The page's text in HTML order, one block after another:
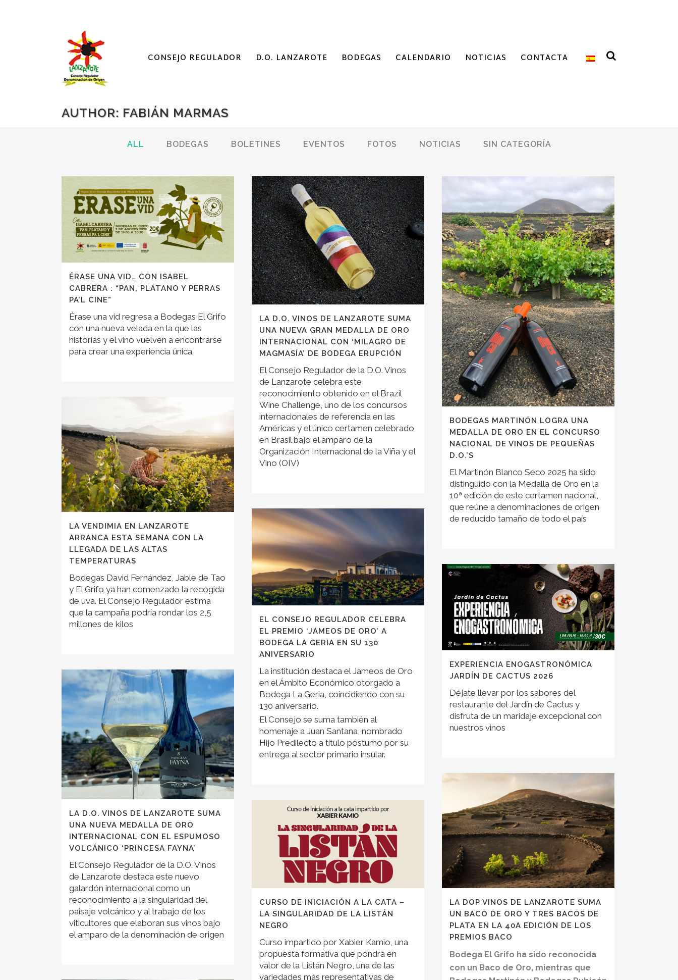
CONSEJO REGULADOR D.O. LANZAROTE BODEGAS CALENDARIO NOTICIAS CONTACTA
AUTHOR: FABIÁN MARMAS
ALL BODEGAS BOLETINES EVENTOS FOTOS NOTICIAS SIN CATEGORÍA
ÉRASE UNA VID… CON ISABEL
CABRERA : “PAN, PLÁTANO Y PERRAS
PA’L CINE”
Érase una vid regresa a Bodegas El Grifo
con una nueva velada en la que las
historias y el vino vuelven a encontrarse
para crear una experiencia única.
LA D.O. VINOS DE LANZAROTE SUMA
UNA NUEVA GRAN MEDALLA DE ORO
INTERNACIONAL CON ‘MILAGRO DE
MAGMASÍA’ DE BODEGA ERUPCIÓN
El Consejo Regulador de la D.O. Vinos
de Lanzarote celebra este
reconocimiento obtenido en el Brazil
Wine Challenge, uno de los concursos
internacionales de referencia en las
Américas y el único certamen celebrado
en Brasil bajo el amparo de la
Organización Internacional de la Viña y el
Vino (OIV)
BODEGAS MARTINÓN LOGRA UNA
MEDALLA DE ORO EN EL CONCURSO
NACIONAL DE VINOS DE PEQUEÑAS
D.O.’S
El Martinón Blanco Seco 2025 ha sido
distinguido con la Medalla de Oro en la
10ª edición de este certamen nacional,
que reúne a denominaciones de origen
de reducido tamaño de todo el país
LA VENDIMIA EN LANZAROTE
ARRANCA ESTA SEMANA CON LA
LLEGADA DE LAS ALTAS
TEMPERATURAS
Bodegas David Fernández, Jable de Tao
y El Grifo ya han comenzado la recogida
de uva. El Consejo Regulador estima
que la campaña podría rondar los 2,5
millones de kilos
EL CONSEJO REGULADOR CELEBRA
EL PREMIO ‘JAMEOS DE ORO’ A
BODEGA LA GERIA EN SU 130
ANIVERSARIO
La institución destaca el Jameos de Oro
en el Ámbito Económico otorgado a
Bodega La Geria, coincidiendo con su
130 aniversario.
El Consejo se suma también al
homenaje a Juan Santana, nombrado
Hijo Predilecto a título póstumo por su
entrega al sector primario insular.
EXPERIENCIA ENOGASTRONÓMICA
JARDÍN DE CACTUS 2026
Déjate llevar por los sabores del
restaurante del Jardín de Cactus y
disfruta de un maridaje excepcional con
nuestros vinos
LA D.O. VINOS DE LANZAROTE SUMA
UNA NUEVA MEDALLA DE ORO
INTERNACIONAL CON EL ESPUMOSO
VOLCÁNICO ‘PRINCESA FAYNA’
El Consejo Regulador de la D.O. Vinos
de Lanzarote destaca este nuevo
galardón internacional como un
reconocimiento a la singularidad del
paisaje volcánico y al trabajo de los
viticultores que elaboran sus vinos bajo
el amparo de la denominación de origen
LA DOP VINOS DE LANZAROTE SUMA
UN BACO DE ORO Y TRES BACOS DE
PLATA EN LA 40A EDICIÓN DE LOS
PREMIOS BACO
Bodega El Grifo ha sido reconocida
con un Baco de Oro, mientras que
CURSO DE INICIACIÓN A LA CATA –
LA SINGULARIDAD DE LA LISTÁN
NEGRO
Curso impartido por Xabier Kamio, una
propuesta formativa que pondrá en
valor de la Listán Negro, una de las
variedades más representativas de